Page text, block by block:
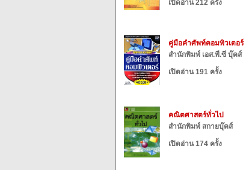
เปิดอ่าน 212 ครั้ง
คู่มือคำศัพท์คอมพิวเตอร์
สำนักพิมพ์ เอส.พี.ซี บุ๊คส์
เปิดอ่าน 191 ครั้ง
คณิตศาสตร์ทั่วไป
สำนักพิมพ์ สกายบุ๊คส์
เปิดอ่าน 174 ครั้ง